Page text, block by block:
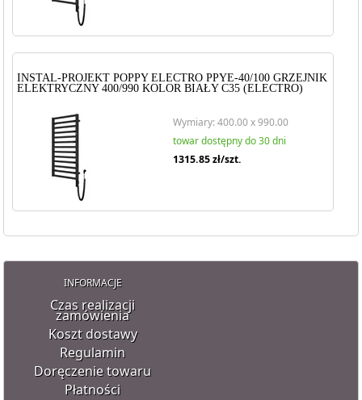
INSTAL-PROJEKT POPPY ELECTRO PPYE-40/100 GRZEJNIK
ELEKTRYCZNY 400/990 KOLOR BIAŁY C35 (ELECTRO)
Wymiary: 400.00 x 990.00
towar dostępny do 30 dni
1315.85zł/szt.
INFORMACJE
Czas realizacji
zamówienia
Koszt dostawy
Regulamin
Doręczenie towaru
Płatności